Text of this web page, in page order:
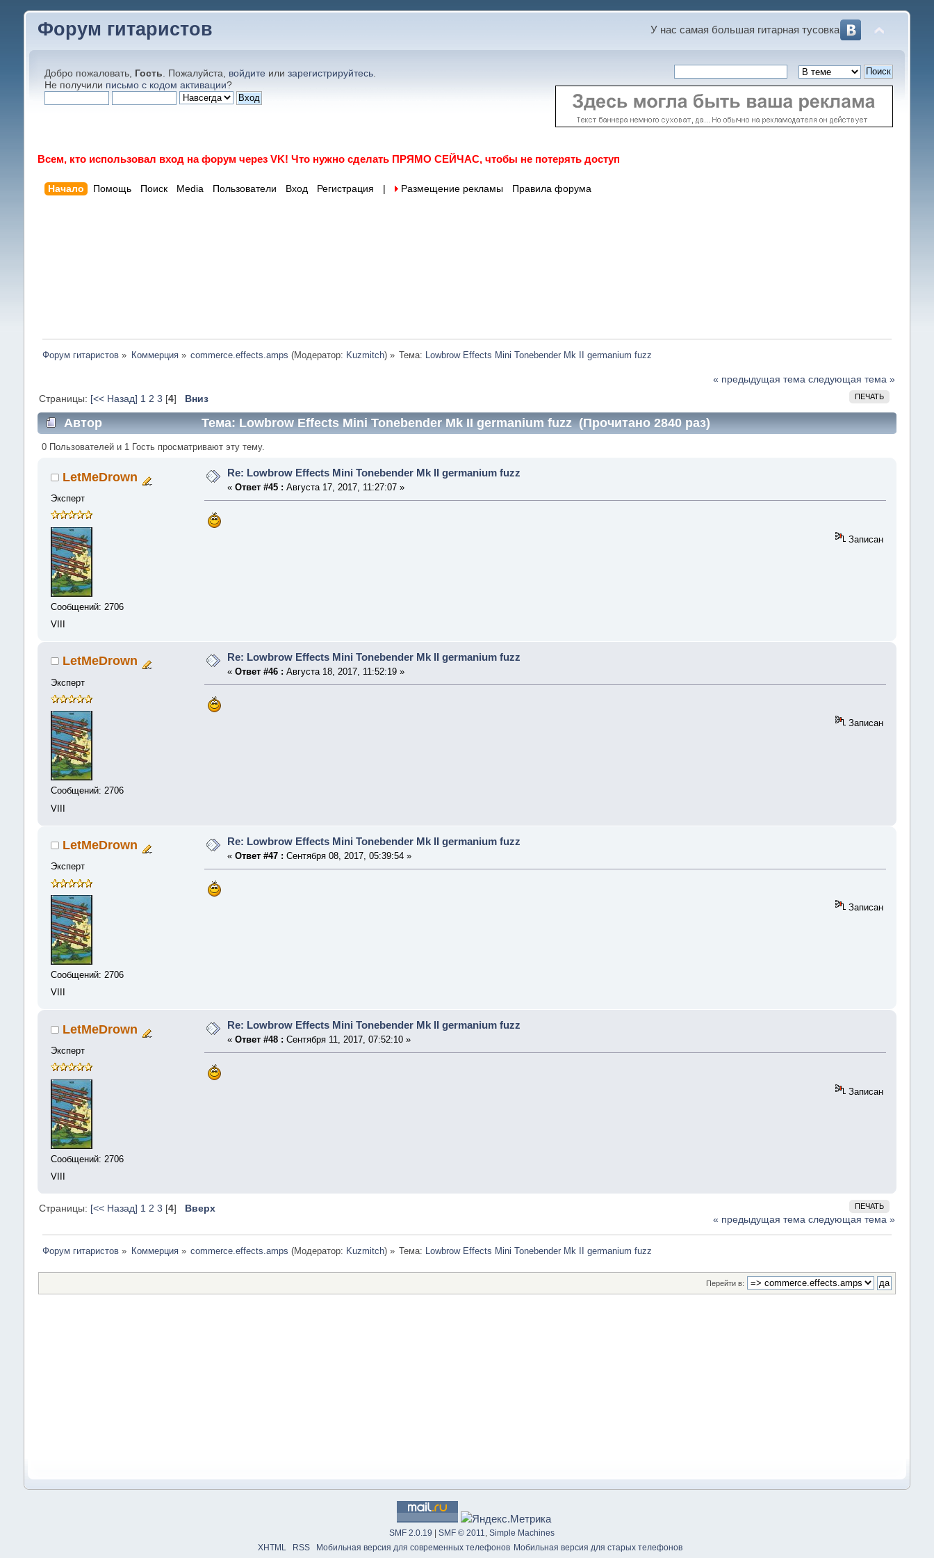
Форум гитаристов У нас самая большая гитарная тусовка
Добро пожаловать, Гость. Пожалуйста, войдитеили зарегистрируйтесь.
Не получили письмо с кодом активации?
Всем, кто использовал вход на форум через VK! Что нужно сделать ПРЯМО СЕЙЧАС, чтобы не потерять доступ
Начало Помощь Поиск Media Пользователи Вход Регистрация Размещение рекламы Правила форума
Форум гитаристов » Коммерция» commerce.effects.amps (Модератор: Kuzmitch) » Тема: Lowbrow Effects Mini Tonebender Mk II germanium fuzz
« предыдущая тема следующая тема »
ПЕЧАТЬ
Страницы: [<< Назад] 1 2 3 [4] Вниз
Автор Тема: Lowbrow Effects Mini Tonebender Mk II germanium fuzz (Прочитано 2840 раз)
0 Пользователей и 1 Гость просматривают эту тему.
LetMeDrown
Эксперт
Сообщений: 2706
VIII
Re: Lowbrow Effects Mini Tonebender Mk II germanium fuzz
«Ответ #45 : Августа 17, 2017, 11:27:07 »
Записан
LetMeDrown
Эксперт
Сообщений: 2706
VIII
Re: Lowbrow Effects Mini Tonebender Mk II germanium fuzz
«Ответ #46 : Августа 18, 2017, 11:52:19 »
Записан
LetMeDrown
Эксперт
Сообщений: 2706
VIII
Re: Lowbrow Effects Mini Tonebender Mk II germanium fuzz
«Ответ #47 : Сентября 08, 2017, 05:39:54 »
Записан
LetMeDrown
Эксперт
Сообщений: 2706
VIII
Re: Lowbrow Effects Mini Tonebender Mk II germanium fuzz
«Ответ #48 : Сентября 11, 2017, 07:52:10 »
Записан
ПЕЧАТЬ
Страницы: [<< Назад] 1 2 3 [4]
Вверх
« предыдущая тема следующая тема »
Форум гитаристов » Коммерция» commerce.effects.amps (Модератор: Kuzmitch) » Тема: Lowbrow Effects Mini Tonebender Mk II germanium fuzz
Перейти в:
SMF 2.0.19 |SMF © 2011,Simple Machines
XHTML
RSS Мобильная версия для современных телефонов Мобильная версия для старых телефонов